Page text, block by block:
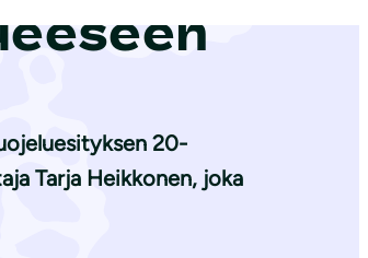
20-
Tarja Heikkonen, joka